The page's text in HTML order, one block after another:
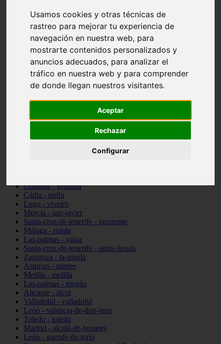
Usamos cookies y otras técnicas de
rastreo para mejorar tu experiencia de
navegación en nuestra web, para
mostrarte contenidos personalizados y
anuncios adecuados, para analizar el
tráfico en nuestra web y para comprender
de donde llegan nuestros visitantes.
Aceptar
Rechazar
Configurar
Madrid - pozuelo-de-alarcón
Teruel - sarrión
Cádiz - algodonales
Illes-balears - inca
Madrid - madrid
Málaga - torremolinos
Asturias - oviedo
Cádiz - el-puerto-de-santa-maría
Asturias - aller
Zaragoza - zaragoza
Valencia - valencia
Granada - granada
Cádiz - tarifa
Lugo - viveiro
Murcia - san-javier
Santa-cruz-de-tenerife - tacoronte
Málaga - ronda
Las-palmas - yaiza
Santa-cruz-de-tenerife - santa-úrsula
Zaragoza - la-muela
Asturias - mieres
Melilla - melilla
Las-palmas - mogán
Alicante - alcoi
Valladolid - valladolid
León - valencia-de-don-juan
Toledo - toledo
Madrid - alcalá-de-henares
León - garrafe-de-torío